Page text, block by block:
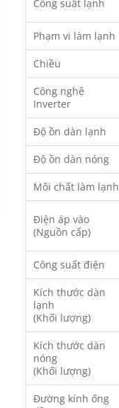
Công suất lạnh
Phạm vi làm lạnh
Chiều
Công nghệ
Inverter
Độ ồn dàn lạnh
Độ ồn dàn nóng
Môi chất làm lạnh
Điện áp vào
(Nguồn cấp)
Công suất điện
Kích thước dàn
lạnh
(Khối lượng)
Kích thước dàn
nóng
(Khối lượng)
Đường kính ống